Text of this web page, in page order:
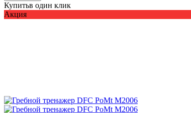
Купитьв один клик
Акция